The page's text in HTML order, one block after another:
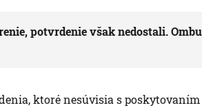
potvrdenie však nedostali.
ktoré nesúvisia s